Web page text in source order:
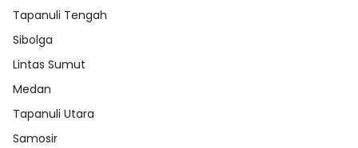
Tapanuli Tengah
Sibolga
Lintas Sumut
Medan
Tapanuli Utara
Samosir